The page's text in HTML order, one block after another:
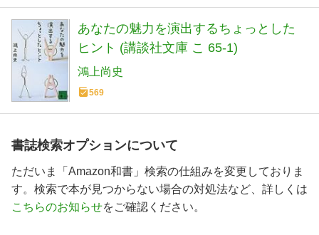
あなたの魅力を演出するちょっとした
ヒント (講談社文庫 こ 65-1)
鴻上尚史
569
書誌検索オプションについて
ただいま「Amazon和書」検索の仕組みを変更しておりま
す。検索で本が見つからない場合の対処法など、詳しくは
こちらのお知らせをご確認ください。